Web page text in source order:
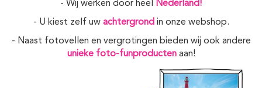
- Wij werken door heel
Nederland!
- U kiest zelf uw achtergrond in onze webshop.
- Naast fotovellen en vergrotingen bieden wij ook andere
unieke foto-funproductenaan!